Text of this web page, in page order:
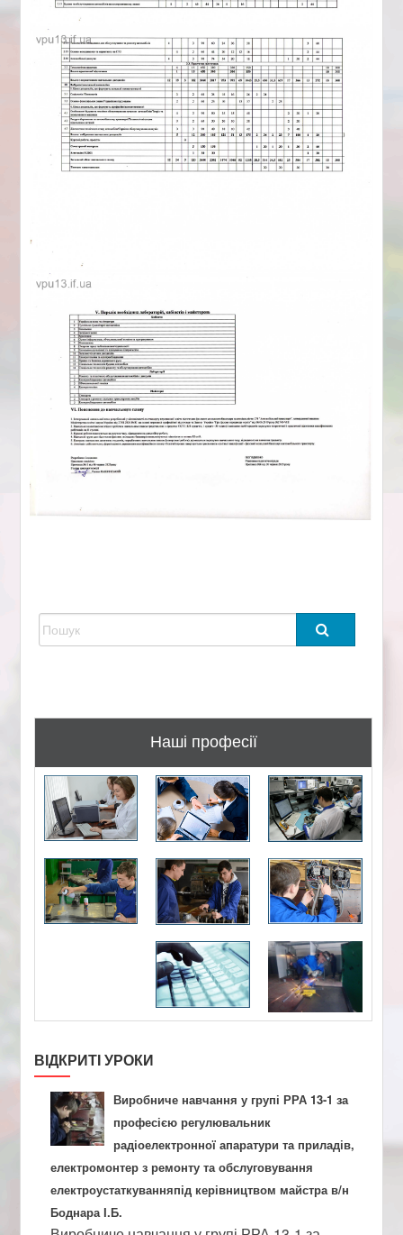
Наші професії
ВІДКРИТІ УРОКИ
Виробниче навчання у групі РРА 13-1 за
професією регулювальник
радіоелектронної апаратури та приладів,
електромонтер з ремонту та обслуговування
електроустаткуванняпід керівництвом майстра в/н
Боднара І.Б.